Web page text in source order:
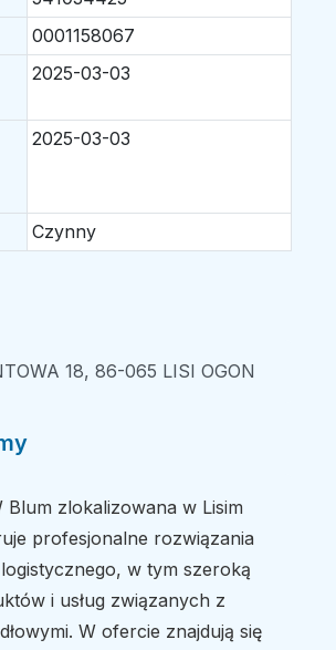
0001158067
2025-03-03
2025-03-03
Czynny
18, 86-065 LISI OGON
Blum zlokalizowana w Lisim
profesjonalne rozwiązania
w tym szeroką
i usług związanych z
W ofercie znajdują się